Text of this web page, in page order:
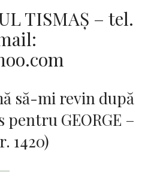
TISMAȘ – tel.
să-mi revin după
pentru GEORGE –
1420)